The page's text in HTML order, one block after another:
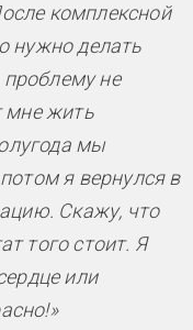
комплексной
нужно делать
не
мне жить
мы
я вернулся в
Скажу, что
того стоит. Я
или